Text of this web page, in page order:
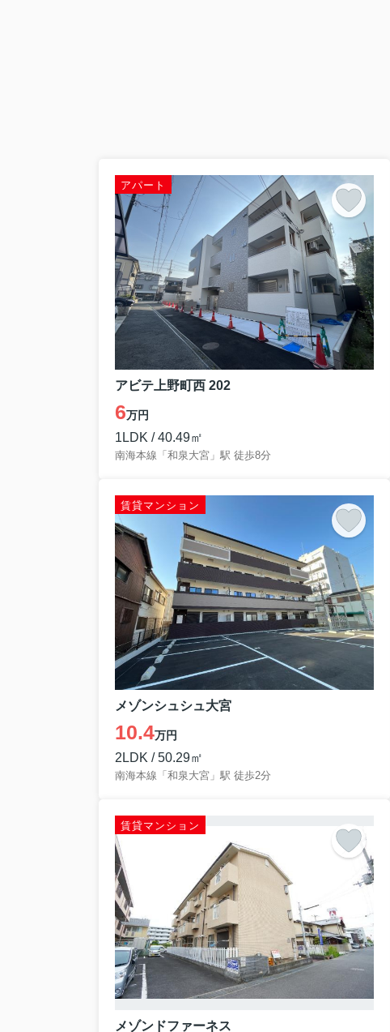
【イエサポ住まい支援コラム】第1回 社会福祉
アパート
アビテ上野町西 202
6万円
1LDK / 40.49㎡
南海本線「和泉大宮」駅 徒歩8分
賃貸マンション
メゾンシュシュ大宮
10.4万円
2LDK / 50.29㎡
南海本線「和泉大宮」駅 徒歩2分
賃貸マンション
メゾンドファーネス